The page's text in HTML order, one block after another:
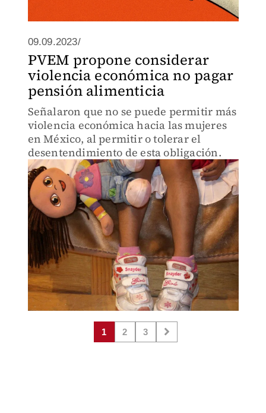
09.09.2023/
PVEM propone considerar
violencia económica no pagar
pensión alimenticia
Señalaron que no se puede permitir más
violencia económica hacia las mujeres
en México, al permitir o tolerar el
desentendimiento de esta obligación.
1 2 3